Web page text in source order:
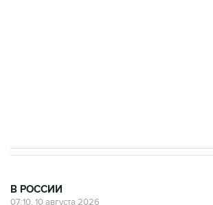
В РОССИИ
07:10, 10 августа 2026